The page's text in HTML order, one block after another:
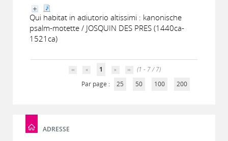
Qui habitat in adiutorio altissimi : kanonische
psalm-motette / JOSQUIN DES PRES (1440ca-
1521ca)
1
(1 - 7 / 7)
Par page :
25 50 100 200
ADRESSE